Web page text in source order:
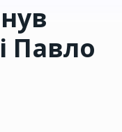
Павло